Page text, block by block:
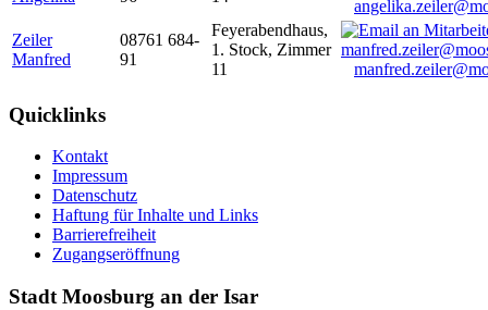
Zeiler
Manfred
08761 684-
91
Feyerabendhaus,
1. Stock, Zimmer
11
Quicklinks
Kontakt
Impressum
Datenschutz
Haftung für Inhalte und Links
Barrierefreiheit
Zugangseröffnung
Stadt Moosburg an der Isar